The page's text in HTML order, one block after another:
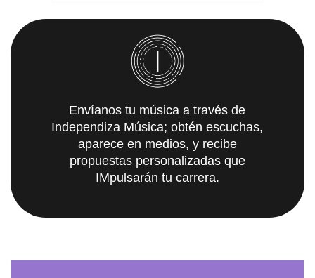
Envíanos tu música a través de
Independiza Música; obtén escuchas,
aparece en medios, y recibe
propuestas personalizadas que
IMpulsarán tu carrera.